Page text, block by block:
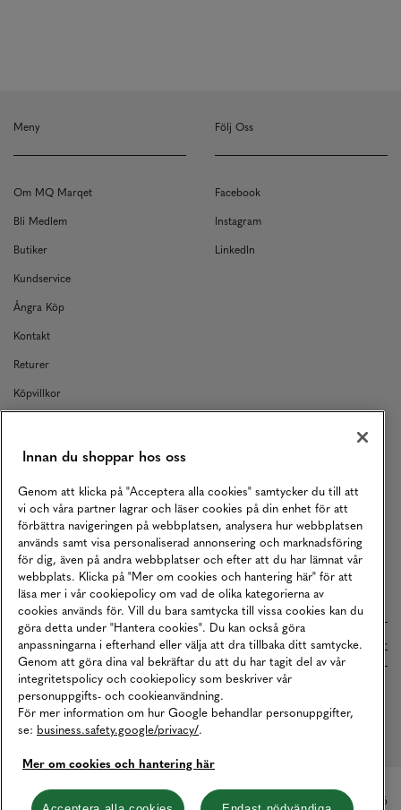
Meny
Om MQ Marqet
Bli Medlem
Butiker
Kundservice
Ångra Köp
Kontakt
Returer
Köpvillkor
Vårt Ansvar
Press
Studentrabatt
B2B
Tillgänglighetsredogörelse
Följ Oss
Facebook
Instagram
LinkedIn
Betalningar online sköts i samarbete med Klarna. Läs mer här
Cookies Dataskydd Integritetspolicy
Hantera cookies
© Copyright MQ Marqet 2026
Innan du shoppar hos oss
Genom att klicka på "Acceptera alla cookies" samtycker du till att
vi och våra partner lagrar och läser cookies på din enhet för att
förbättra navigeringen på webbplatsen, analysera hur webbplatsen
används samt visa personaliserad annonsering och marknadsföring
för dig, även på andra webbplatser och efter att du har lämnat vår
webbplats. Klicka på "Mer om cookies och hantering här" för att
läsa mer i vår cookiepolicy om vad de olika kategorierna av
cookies används för. Vill du bara samtycka till vissa cookies kan du
göra detta under "Hantera cookies". Du kan också göra
anpassningarna i efterhand eller välja att dra tillbaka ditt samtycke.
Genom att göra dina val bekräftar du att du har tagit del av vår
integritetspolicy och cookiepolicy som beskriver vår
personuppgifts- och cookieanvändning.
För mer information om hur Google behandlar personuppgifter,
se: business.safety.google/privacy/.
Mer om cookies och hantering här